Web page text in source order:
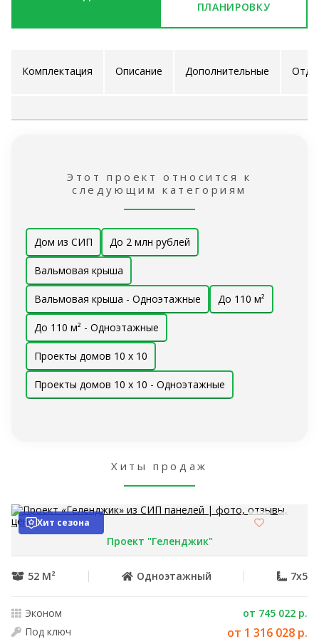
ПЛАНИРОВКУ
Комплектация Описание Дополнительные
Этот проект относится к
следующим категориям
Дом из СИП До 2 млн рублей
Вальмовая крыша
Вальмовая крыша - Одноэтажные До 110 м²
До 110 м² - Одноэтажные
Проекты домов 10 x 10
Проекты домов 10 x 10 - Одноэтажные
Хиты продаж
Хит сезона
Проект "Геленджик"
52 М² Одноэтажный 7x5
Эконом
от 745 022 р.
Под ключ
от 1 316 028 р.